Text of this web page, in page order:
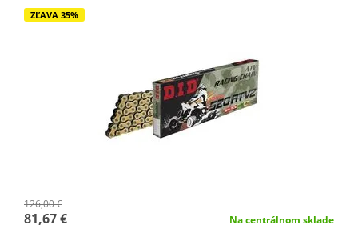
ZĽAVA 35%
126,00 €
81,67 € Na centrálnom sklade